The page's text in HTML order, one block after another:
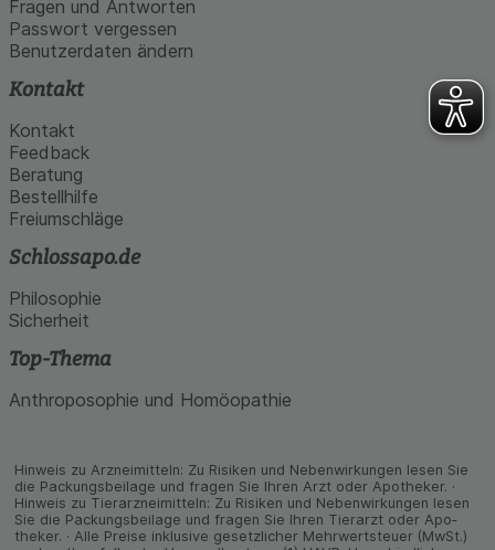
Fragen und Antworten
Passwort vergessen
Benutzerdaten ändern
Kontakt
Kontakt
Feedback
Beratung
Bestellhilfe
Freiumschläge
Schlossapo.de
Philosophie
Sicherheit
Top-Thema
Anthroposophie und Homöopathie
Hinweis zu Arzneimitteln: Zu Risiken und Neben­wirkungen lesen Sie
die Packungs­beilage und fragen Sie Ihren Arzt oder Apo­theker. ·
Hinweis zu Tier­arz­nei­mitteln: Zu Risiken und Neben­wirkungen lesen
Sie die Packungs­beilage und fragen Sie Ihren Tier­arzt oder Apo­
theker. · Alle Preise inklusive gesetz­licher Mehrwertsteuer (MwSt.)